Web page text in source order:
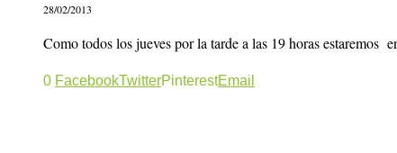
28/02/2013
Como todos los jueves por la tarde a las 19 horas estaremos
0 FacebookTwitterPinterestEmail